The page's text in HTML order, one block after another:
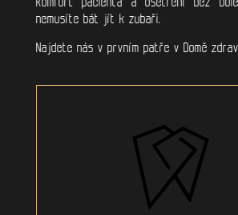
nemusíte bát jít k zubaři.
Najdete nás v prvním patře v Domě